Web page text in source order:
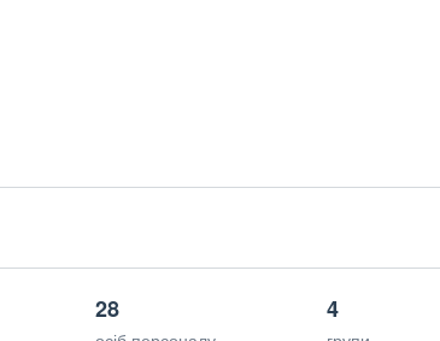
28 4